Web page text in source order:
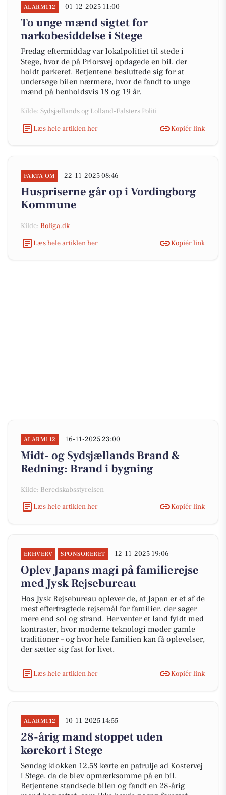
ALARM112 01-12-2025 11:00
To unge mænd sigtet for
narkobesiddelse i Stege
Fredag eftermiddag var lokalpolitiet til stede i
Stege, hvor de på Priorsvej opdagede en bil, der
holdt parkeret. Betjentene besluttede sig for at
undersøge bilen nærmere, hvor de fandt to unge
mænd på henholdsvis 18 og 19 år.
Kilde: Sydsjællands og Lolland-Falsters Politi
Læs hele artiklen her
Kopiér link
FAKTA OM 22-11-2025 08:46
Huspriserne går op i Vordingborg
Kommune
Kilde: Boliga.dk
Læs hele artiklen her
Kopiér link
ALARM112 16-11-2025 23:00
Midt- og Sydsjællands Brand &
Redning: Brand i bygning
Kilde: Beredskabsstyrelsen
Læs hele artiklen her
Kopiér link
ERHVERV SPONSORERET 12-11-2025 19:06
Oplev Japans magi på familierejse
med Jysk Rejsebureau
Hos Jysk Rejsebureau oplever de, at Japan er et af de
mest eftertragtede rejsemål for familier, der søger
mere end sol og strand. Her venter et land fyldt med
kontraster, hvor moderne teknologi møder gamle
traditioner – og hvor hele familien kan få oplevelser,
der sætter sig fast for livet.
Læs hele artiklen her Kopiér link
ALARM112 10-11-2025 14:55
28-årig mand stoppet uden
kørekort i Stege
Søndag klokken 12.58 kørte en patrulje ad Kostervej
i Stege, da de blev opmærksomme på en bil.
Betjentene standsede bilen og fandt en 28-årig